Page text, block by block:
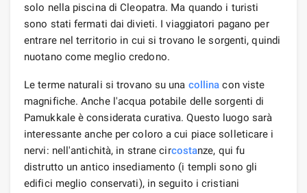
solo nella piscina di Cleopatra. Ma quando i turisti
sono stati fermati dai divieti. I viaggiatori pagano per
entrare nel territorio in cui si trovano le sorgenti, quindi
nuotano come meglio credono.
Le terme naturali si trovano su una collina con viste
magnifiche. Anche l'acqua potabile delle sorgenti di
Pamukkale è considerata curativa. Questo luogo sarà
interessante anche per coloro a cui piace solleticare i
nervi: nell'antichità, in strane circostanze, qui fu
distrutto un antico insediamento (i templi sono gli
edifici meglio conservati), in seguito i cristiani